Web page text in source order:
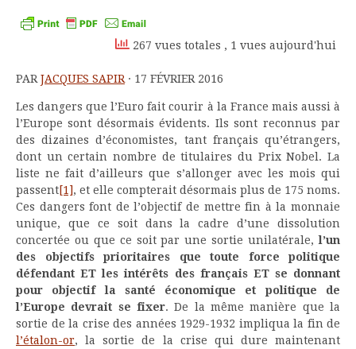
267 vues totales , 1 vues aujourd'hui
PAR JACQUES SAPIR · 17 FÉVRIER 2016
Les dangers que l’Euro fait courir à la France mais aussi à
l’Europe sont désormais évidents. Ils sont reconnus par
des dizaines d’économistes, tant français qu’étrangers,
dont un certain nombre de titulaires du Prix Nobel. La
liste ne fait d’ailleurs que s’allonger avec les mois qui
passent[1], et elle compterait désormais plus de 175 noms.
Ces dangers font de l’objectif de mettre fin à la monnaie
unique, que ce soit dans la cadre d’une dissolution
concertée ou que ce soit par une sortie unilatérale,l’un
des objectifs prioritaires que toute force politique
défendant ET les intérêts des français ET se donnant
pour objectif la santé économique et politique de
l’Europe devrait se fixer. De la même manière que la
sortie de la crise des années 1929-1932 impliqua la fin de
l’étalon-or, la sortie de la crise qui dure maintenant